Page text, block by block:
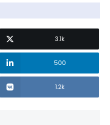
3.1k
500
1.2k